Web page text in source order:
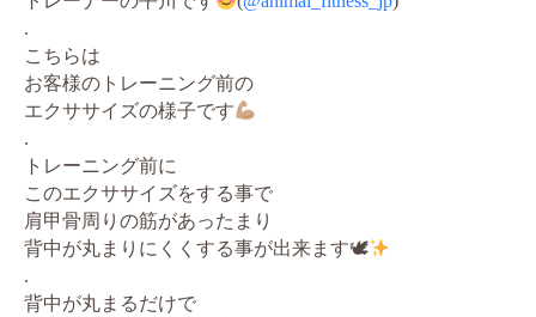
.
こちらは
お客様のトレーニング前の
エクササイズの様子です
.
トレーニング前に
このエクササイズをする事で
肩甲骨周りの筋があったまり
背中が丸まりにくくする事が出来ます🕊
.
背中が丸まるだけで